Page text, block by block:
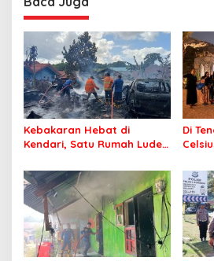
Kebakaran Hebat di
Kendari, Satu Rumah Ludes
Di